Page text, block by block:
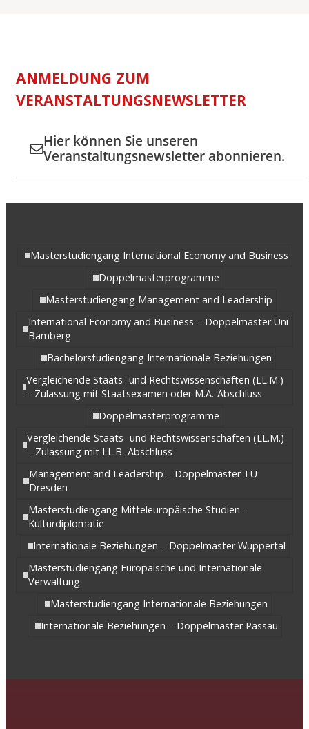
ANMELDUNG ZUM
VERANSTALTUNGSNEWSLETTER
Hier können Sie unseren
Veranstaltungsnewsletter abonnieren.
Masterstudiengang International Economy and Business
Doppelmasterprogramme
Masterstudiengang Management and Leadership
International Economy and Business – Doppelmaster Uni
Bamberg
Bachelorstudiengang Internationale Beziehungen
Vergleichende Staats- und Rechtswissenschaften (LL.M.)
– Zulassung mit Staatsexamen oder M.A.-Abschluss
Doppelmasterprogramme
Vergleichende Staats- und Rechtswissenschaften (LL.M.)
– Zulassung mit LL.B.-Abschluss
Management and Leadership – Doppelmaster TU
Dresden
Masterstudiengang Mitteleuropäische Studien –
Kulturdiplomatie
Internationale Beziehungen – Doppelmaster Wuppertal
Masterstudiengang Europäische und Internationale
Verwaltung
Masterstudiengang Internationale Beziehungen
Internationale Beziehungen – Doppelmaster Passau